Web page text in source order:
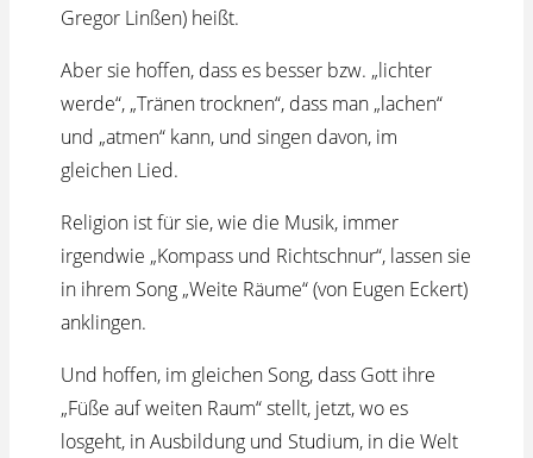
Gregor Linßen) heißt.
Aber sie hoffen, dass es besser bzw. „lichter
werde“, „Tränen trocknen“, dass man „lachen“
und „atmen“ kann, und singen davon, im
gleichen Lied.
Religion ist für sie, wie die Musik, immer
irgendwie „Kompass und Richtschnur“, lassen sie
in ihrem Song „Weite Räume“ (von Eugen Eckert)
anklingen.
Und hoffen, im gleichen Song, dass Gott ihre
„Füße auf weiten Raum“ stellt, jetzt, wo es
losgeht, in Ausbildung und Studium, in die Welt